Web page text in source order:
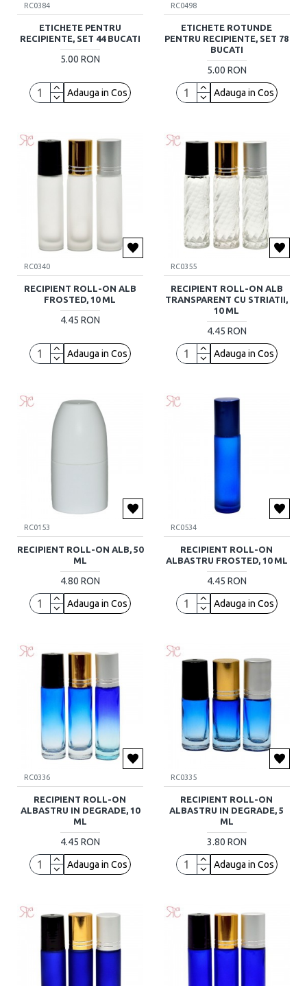
RC0384
ETICHETE PENTRU
RECIPIENTE, SET 44 BUCATI
5.00 RON
Adauga in Cos
RC0498
ETICHETE ROTUNDE
PENTRU RECIPIENTE, SET 78
BUCATI
5.00 RON
Adauga in Cos
RC0340
RECIPIENT ROLL-ON ALB
FROSTED, 10 ML
4.45 RON
Adauga in Cos
RC0355
RECIPIENT ROLL-ON ALB
TRANSPARENT CU STRIATII,
10 ML
4.45 RON
Adauga in Cos
RC0153
RECIPIENT ROLL-ON ALB, 50
ML
4.80 RON
Adauga in Cos
RC0534
RECIPIENT ROLL-ON
ALBASTRU FROSTED, 10 ML
4.45 RON
Adauga in Cos
RC0336
RECIPIENT ROLL-ON
ALBASTRU IN DEGRADE, 10
ML
4.45 RON
Adauga in Cos
RC0335
RECIPIENT ROLL-ON
ALBASTRU IN DEGRADE, 5
ML
3.80 RON
Adauga in Cos